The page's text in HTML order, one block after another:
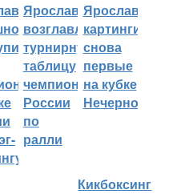
Ярославцы
возглавляют
турнирную
таблицу
чемпионата
России
по
ралли
Ярославские
картингисты
снова
первые
на кубке
Нечерноземья
Кикбоксинг